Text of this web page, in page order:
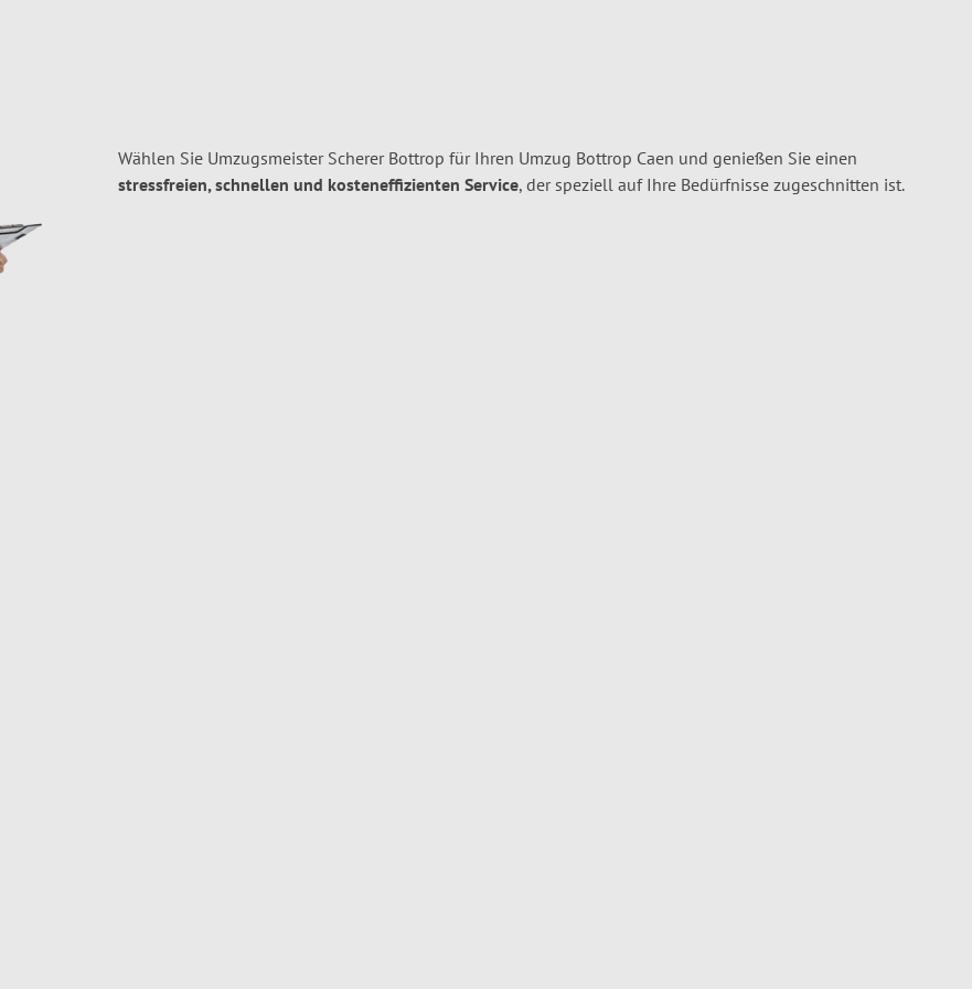
Wählen Sie Umzugsmeister Scherer Bottrop für Ihren Umzug Bottrop Caen und genießen Sie einen
stressfreien, schnellen und kosteneffizienten Service, der speziell auf Ihre Bedürfnisse zugeschnitten ist.